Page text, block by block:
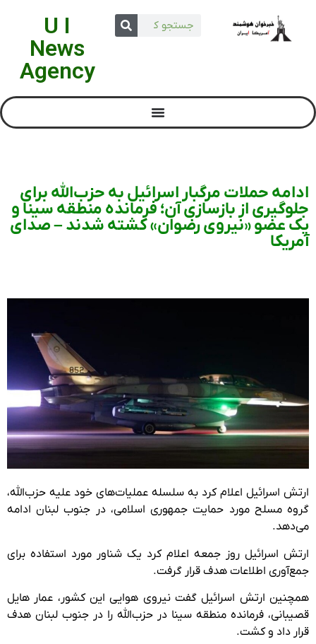
U I
News
Agency
ادامه حملات مرگبار اسرائیل به حزب‌الله برای
جلوگیری از بازسازی آن؛ فرمانده منطقه سینا و
یک عضو «نیروی رضوان» کشته شدند – صدای
آمریکا
ارتش اسرائیل اعلام کرد به سلسله عملیات‌های خود علیه حزب‌الله،
گروه مسلح مورد حمایت جمهوری اسلامی، در جنوب لبنان ادامه
می‌دهد.
ارتش اسرائیل روز جمعه اعلام کرد یک شناور مورد استفاده برای
جمع‌آوری اطلاعات هدف قرار گرفت.
همچنین ارتش اسرائیل گفت نیروی هوایی این کشور، عمار هایل
قصیبانی، فرمانده منطقه سینا در حزب‌الله را در جنوب لبنان هدف
قرار داد و کشت.